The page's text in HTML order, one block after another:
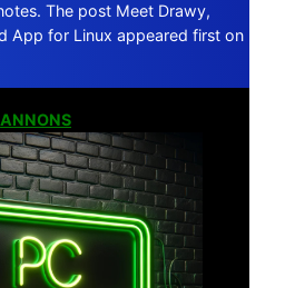
The post Meet Drawy,
App for Linux appeared first on
ANNONS